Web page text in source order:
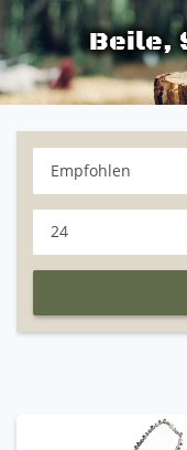
Beile,